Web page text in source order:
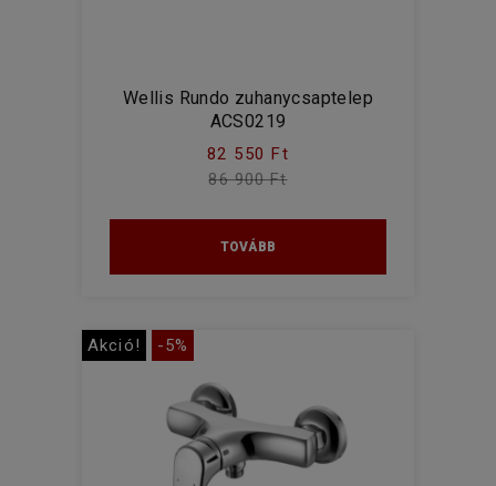
Wellis Rundo zuhanycsaptelep
ACS0219
82 550 Ft
86 900 Ft
TOVÁBB
Akció! -5%